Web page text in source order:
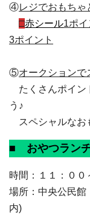
④レジでおもちゃ
□赤シール1ポイ
3ポイント
⑤オークションで
たくさんポイン
う♪
スペシャルなお
■ おやつラン
時間：１１：００
場所：中央公民館
内)